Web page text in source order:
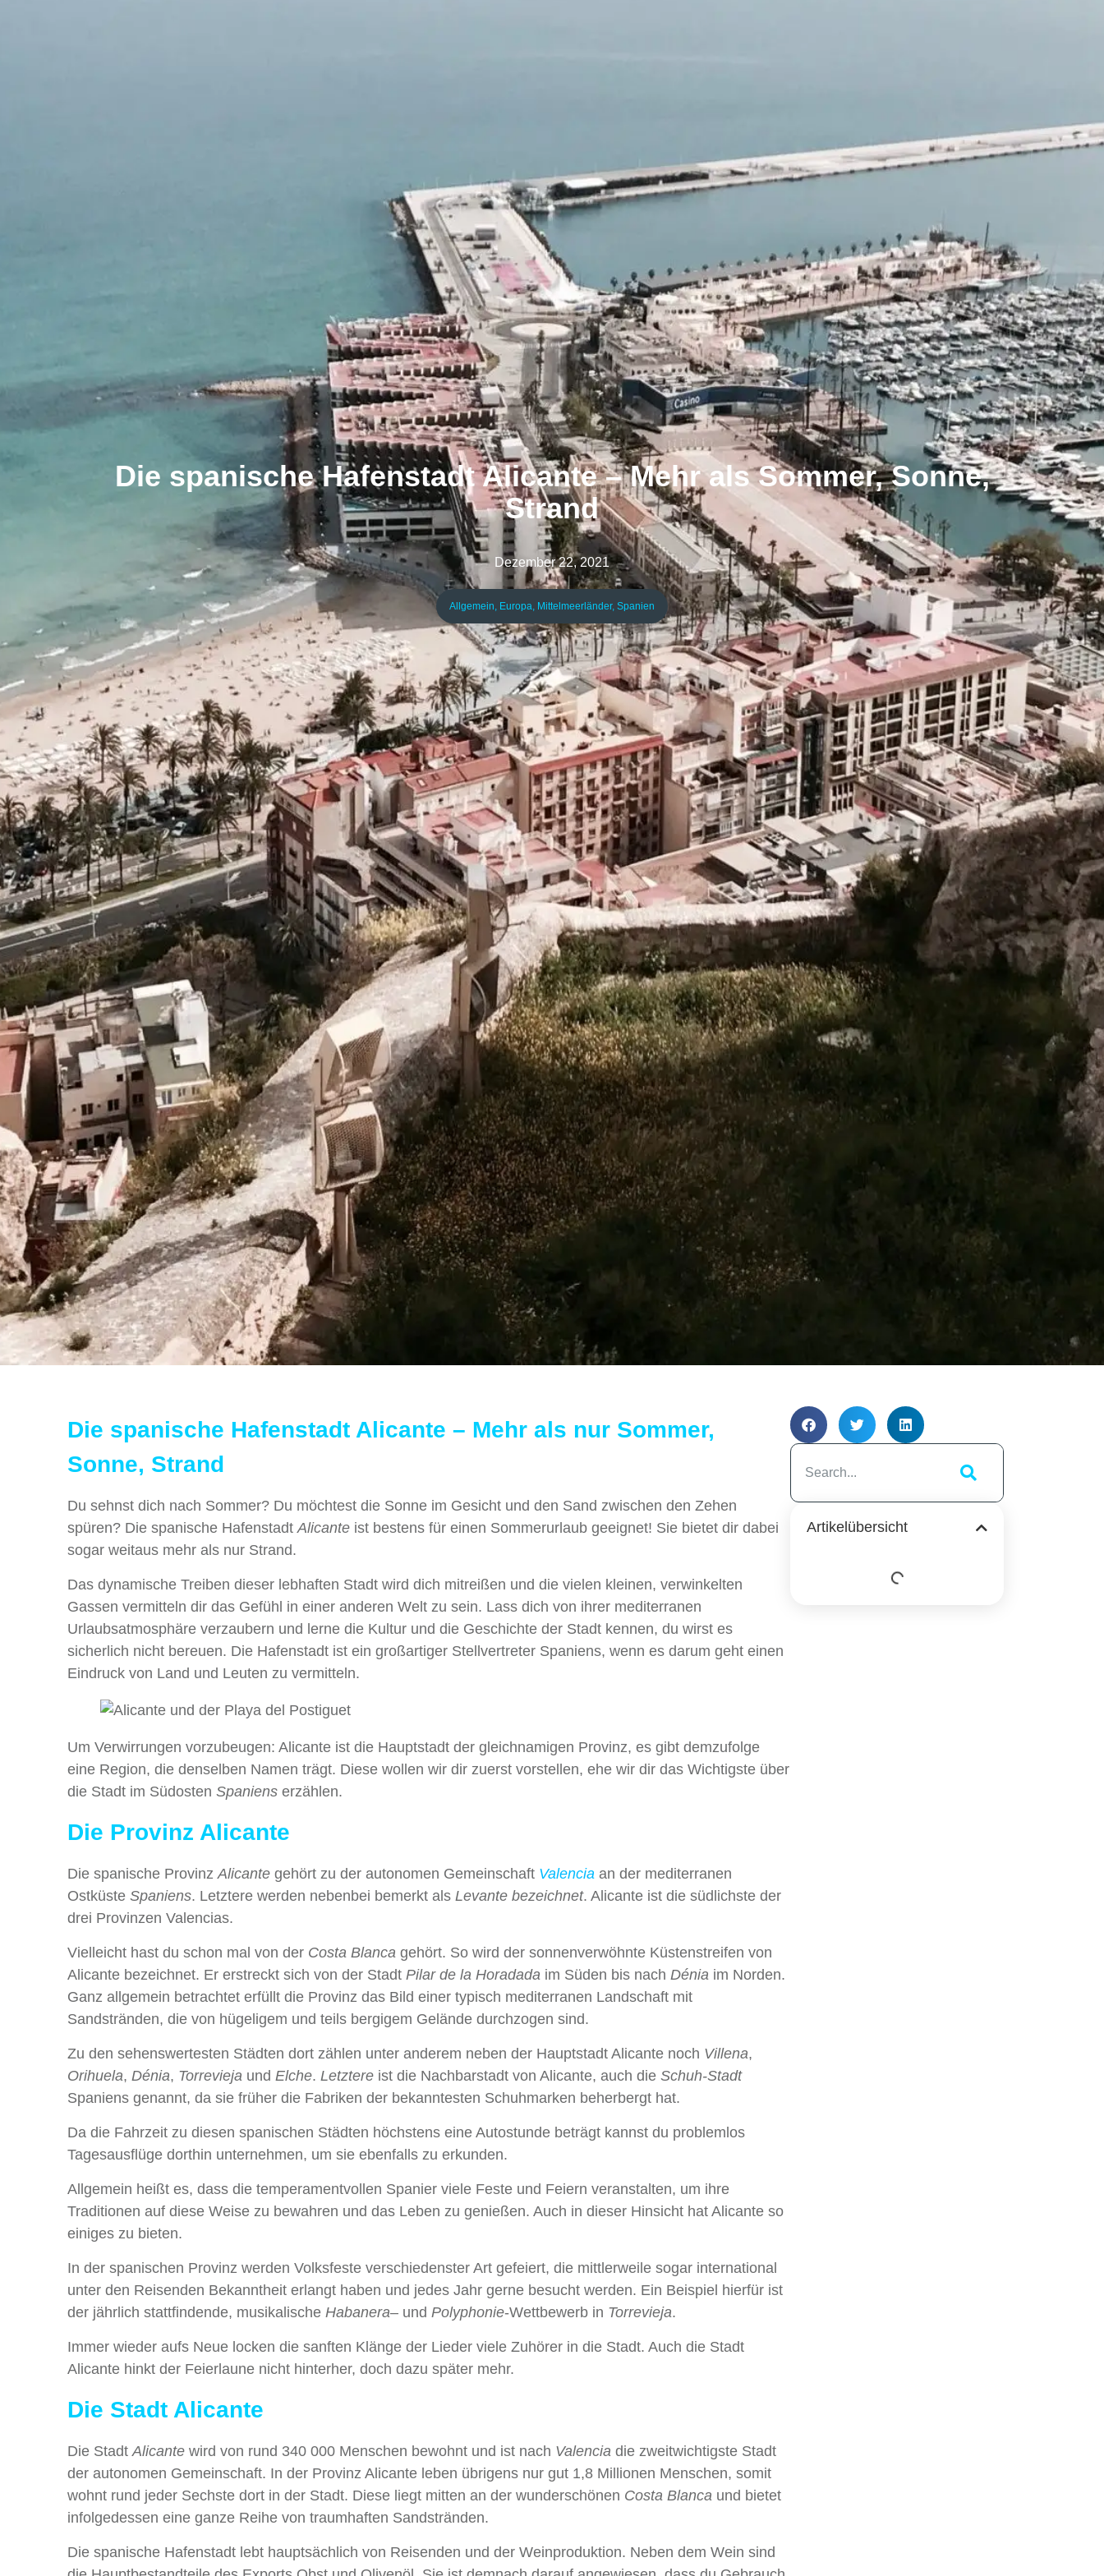
Die spanische Hafenstadt Alicante – Mehr als Sommer, Sonne,
Strand
Dezember 22, 2021
Allgemein Europa Mittelmeerländer, Spanien
Die spanische Hafenstadt Alicante – Mehr als nur Sommer,
Sonne, Strand
Du sehnst dich nach Sommer? Du möchtest die Sonne im Gesicht und den Sand zwischen den Zehen
spüren? Die spanische HafenstadtAlicante ist bestens für einen Sommerurlaub geeignet! Sie bietet dir dabei
sogar weitaus mehr als nur Strand.
Das dynamische Treiben dieser lebhaften Stadt wird dich mitreißen und die vielen kleinen, verwinkelten
Gassen vermitteln dir das Gefühl in einer anderen Welt zu sein. Lass dich von ihrer mediterranen
Urlaubsatmosphäre verzaubern und lerne die Kultur und die Geschichte der Stadt kennen, du wirst es
sicherlich nicht bereuen. Die Hafenstadt ist ein großartiger Stellvertreter Spaniens, wenn es darum geht einen
Eindruck von Land und Leuten zu vermitteln.
Um Verwirrungen vorzubeugen: Alicante ist die Hauptstadt der gleichnamigen Provinz, es gibt demzufolge
eine Region, die denselben Namen trägt. Diese wollen wir dir zuerst vorstellen, ehe wir dir das Wichtigste über
die Stadt im Südosten Spaniens erzählen.
Die Provinz Alicante
Die spanische ProvinzAlicante gehört zu der autonomen Gemeinschaft Valencia an der mediterranen
Ostküste Spaniens. Letztere werden nebenbei bemerkt als Levante bezeichnet. Alicante ist die südlichste der
drei Provinzen Valencias.
Vielleicht hast du schon mal von der Costa Blanca gehört. So wird der sonnenverwöhnte Küstenstreifen von
Alicante bezeichnet. Er erstreckt sich von der Stadt Pilar de la Horadada im Süden bis nach Dénia im Norden.
Ganz allgemein betrachtet erfüllt die Provinz das Bild einer typisch mediterranen Landschaft mit
Sandstränden, die von hügeligem und teils bergigem Gelände durchzogen sind.
Zu den sehenswertesten Städten dort zählen unter anderem neben der Hauptstadt Alicante noch Villena,
Orihuela, Dénia, Torrevieja und Elche. Letztere ist die Nachbarstadt von Alicante, auch die Schuh‑Stadt
Spaniens genannt, da sie früher die Fabriken der bekanntesten Schuhmarken beherbergt hat.
Da die Fahrzeit zu diesen spanischen Städten höchstens eine Autostunde beträgt kannst du problemlos
Tagesausflüge dorthin unternehmen, um sie ebenfalls zu erkunden.
Allgemein heißt es, dass die temperamentvollen Spanier viele Feste und Feiern veranstalten, um ihre
Traditionen auf diese Weise zu bewahren und das Leben zu genießen. Auch in dieser Hinsicht hat Alicante so
einiges zu bieten.
In der spanischen Provinz werden Volksfeste verschiedenster Art gefeiert, die mittlerweile sogar international
unter den Reisenden Bekanntheit erlangt haben und jedes Jahr gerne besucht werden. Ein Beispiel hierfür ist
der jährlich stattfindende, musikalische Habanera– und Polyphonie‑Wettbewerb in Torrevieja.
Immer wieder aufs Neue locken die sanften Klänge der Lieder viele Zuhörer in die Stadt. Auch die Stadt
Alicante hinkt der Feierlaune nicht hinterher, doch dazu später mehr.
Die Stadt Alicante
Die StadtAlicante wird von rund 340 000 Menschen bewohnt und ist nach Valencia die zweitwichtigste Stadt
der autonomen Gemeinschaft. In der Provinz Alicante leben übrigens nur gut 1,8 Millionen Menschen, somit
wohnt rund jeder Sechste dort in der Stadt. Diese liegt mitten an der wunderschönen Costa Blanca und bietet
infolgedessen eine ganze Reihe von traumhaften Sandstränden.
Die spanische Hafenstadt lebt hauptsächlich von Reisenden und der Weinproduktion. Neben dem Wein sind
Artikelübersicht